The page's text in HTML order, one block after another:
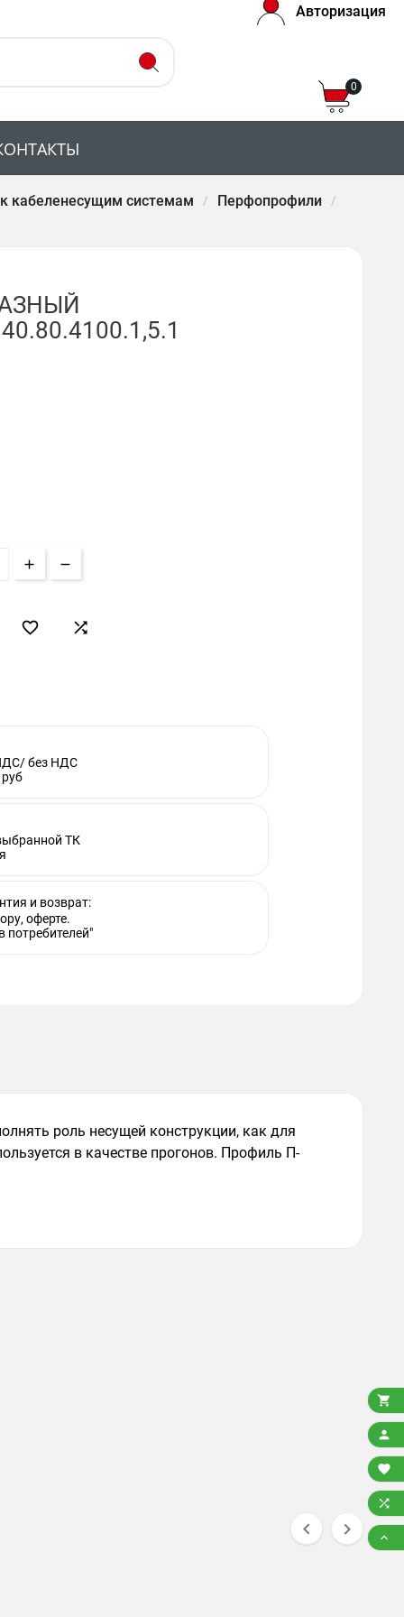
Авторизация
0
кабеленесущим системам
Перфопрофили
 
без НДС
ТК
и возврат:
оферте.
роль несущей конструкции, как для
в качестве прогонов. Профиль П-
 




